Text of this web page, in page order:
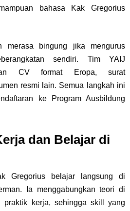
bahasa Kak Gregorius
merasa bingung jika mengurus
sendiri. Tim YAIJ
CV format Eropa, surat
resmi lain. Semua langkah ini
ke Program Ausbildung
dan Belajar di
Gregorius belajar langsung di
Ia menggabungkan teori di
praktik kerja, sehingga skill yang